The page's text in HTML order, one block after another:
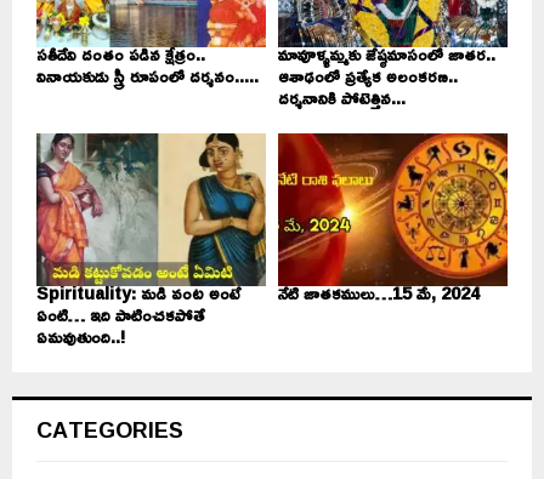
సతీదేవి దంతం పడిన క్షేత్రం..
వినాయకుడు స్త్రీ రూపంలో దర్శనం.....
మావూళ్ళమ్మకు జేష్ఠమాసంలో జాతర..
ఆశాఢంలో ప్రత్యేక అలంకరణ..
దర్శనానికి పోటెత్తిన...
Spirituality: మడి వంట అంటే
ఏంటి… ఇది పాటించకపోతే
ఏమవుతుంది..!
నేటి జాతకములు…15 మే, 2024
CATEGORIES